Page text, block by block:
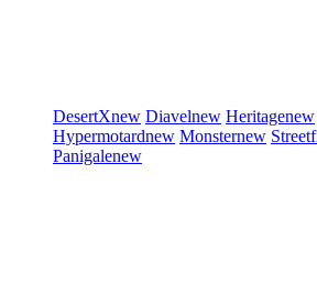
DesertXnew Diavelnew Heritagenew
Hypermotardnew Monsternew
Panigalenew